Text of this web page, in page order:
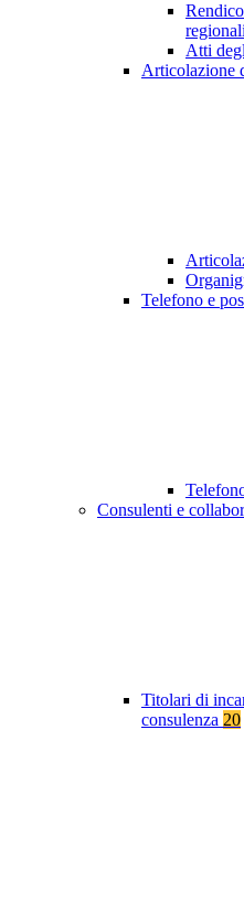
Atti
Articolazione
Telefono e
Consulenti e
Titolari di
consulenza 20